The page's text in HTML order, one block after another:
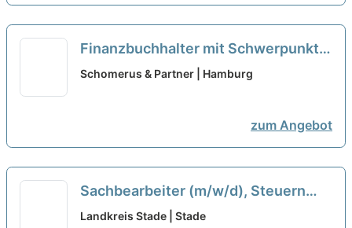
Finanzbuchhalter mit Schwerpunkt
Immobiliengesellschaften (m/w/d)
Schomerus & Partner | Hamburg
zum Angebot
Sachbearbeiter (m/w/d), Steuern
neu
Landkreis Stade | Stade